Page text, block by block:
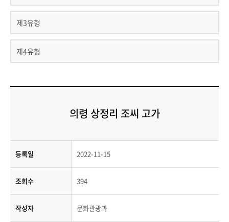
제3유형
제4유형
의령 상정리 조씨 고가
등록일 2022-11-15
조회수 394
작성자 문화관광과